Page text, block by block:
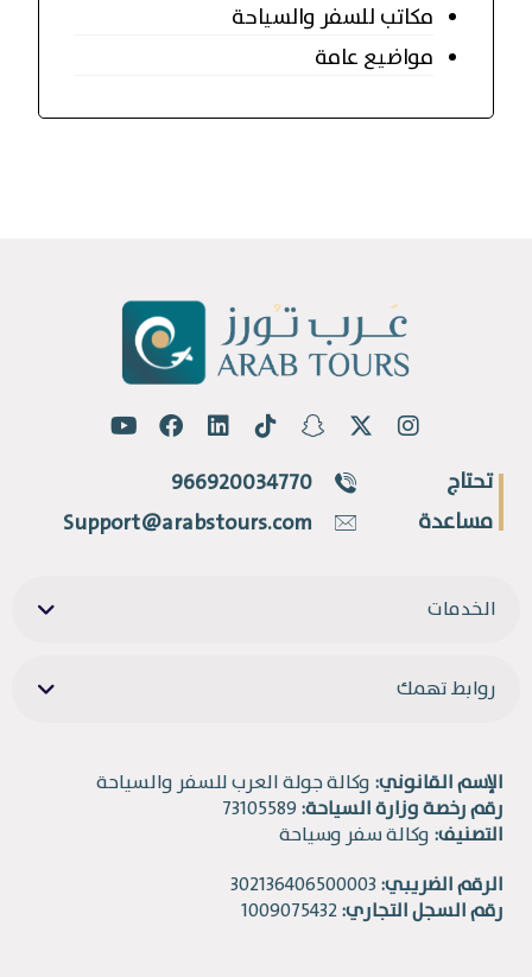
مكاتب للسفر والسياحة
مواضيع عامة
تحتاج
مساعدة
966920034770
Support@arabstours.com
الخدمات
روابط تهمك
الإسم القانوني: وكالة جولة العرب للسفر والسياحة
رقم رخصة وزارة السياحة:
التصنيف: وكالة سفر وسياحة
الرقم الضريبي:
رقم السجل التجاري: